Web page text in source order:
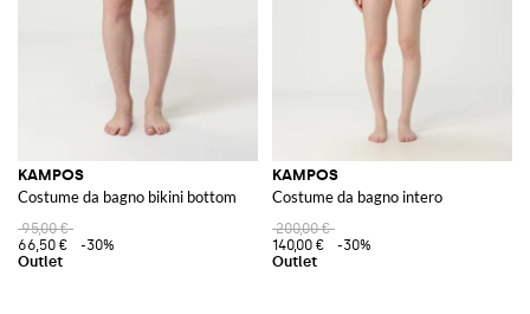
KAMPOS
Costume da bagno bikini bottom
95,00 €
66,50 €
-30%
KAMPOS
Costume da bagno intero
200,00 €
140,00 €
-30%